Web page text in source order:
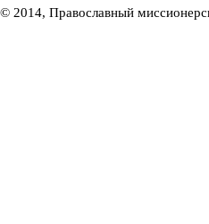
© 2014, Православный